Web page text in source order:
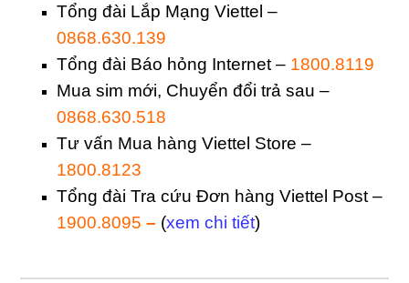
Tổng đài Lắp Mạng Viettel –
0868.630.139
Tổng đài Báo hỏng Internet – 1800.8119
Mua sim mới, Chuyển đổi trả sau –
0868.630.518
Tư vấn Mua hàng Viettel Store –
1800.8123
Tổng đài Tra cứu Đơn hàng Viettel Post –
1900.8095 – (xem chi tiết)